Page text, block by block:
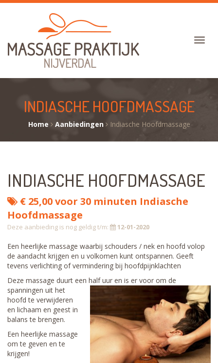
INDIASCHE HOOFDMASSAGE
Home Aanbiedingen Indiasche Hoofdmassage
INDIASCHE HOOFDMASSAGE
€ 25,00 voor 30 minuten Indiasche
Hoofdmassage
Deze aanbieding is nog geldig t/m: 12-01-2020
Een heerlijke massage waarbij schouders / nek en hoofd volop
de aandacht krijgen en u volkomen kunt ontspannen. Geeft
tevens verlichting of vermindering bij hoofdpijnklachten
Deze massage duurt een half uur en is er voor om de
spanningen uit het
hoofd te verwijderen
en lichaam en geest in
balans te brengen.
Een heerlijke massage
om te geven en te
krijgen!